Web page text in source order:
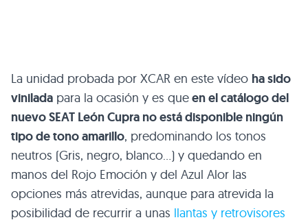
La unidad probada por XCAR en este vídeo ha sido
vinilada para la ocasión y es queen el catálogo del
nuevo SEAT León Cupra no está disponible ningún
tipo de tono amarillo, predominando los tonos
neutros (Gris, negro, blanco…) y quedando en
manos del Rojo Emoción y del Azul Alor las
opciones más atrevidas, aunque para atrevida la
posibilidad de recurrir a unas llantas y retrovisores